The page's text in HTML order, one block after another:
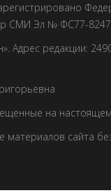
СМИ Эл № ФС77-
Адрес редакции:
на
материалов сайта